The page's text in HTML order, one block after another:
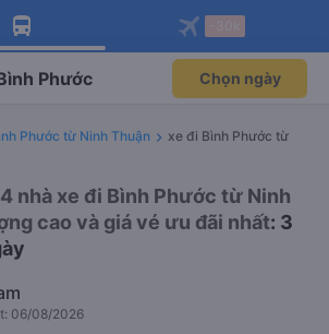
app Vexere ngay!
ưu đãi thành viên độc
Mở app
app Vexere
ghế khi đặt vé máy bay qua
Mở app
Phước Chọn ngày
Phước từ Ninh Thuận
xe đi Bình Phước từ
nhà xe đi Bình Phước từ Ninh
cao và giá vé ưu đãi nhất: 3
06/08/2026